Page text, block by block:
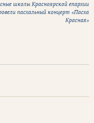
школы Красноярской епархии
пасхальный концерт «Пасха
Красная»